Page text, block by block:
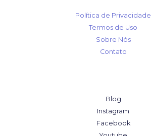
Política de Privacidade
Termos de Uso
Sobre Nós
Contato
Blog
Instagram
Facebook